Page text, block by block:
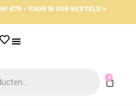
€75 - VOOR 16 UUR BESTELD =
0